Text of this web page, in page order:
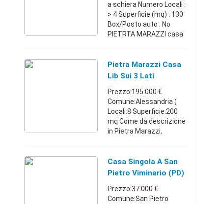
a schiera Numero Locali :
> 4 Superficie (mq) : 130
Box/Posto auto : No
PIETRTA MARAZZI casa
piantumato di circa 3000
mq completamente ...
Pietra Marazzi Casa
Lib Sui 3 Lati
Ristrutturata
Prezzo:195.000 €
Comune:Alessandria (
Locali:8 Superficie:200
mq Come da descrizione
in Pietra Marazzi,
Alessandria, casa libra
sui tre lai con giardino, o
Casa Singola A San
Pietro Viminario (PD)
- Vanzo
Prezzo:37.000 €
Comune:San Pietro